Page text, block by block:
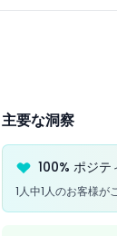
主要な洞察
100% ポジテ
1人中1人のお客様